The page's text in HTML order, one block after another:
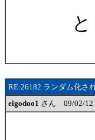
と
RE:26182 ランダム化さ
eigodoo1 さん 09/02/12